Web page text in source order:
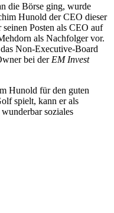
die Börse ging, wurde
Hunold der CEO dieser
Posten als CEO auf
als Nachfolger vor.
Non-Executive-Board
bei der EM Invest
Hunold für den guten
spielt, kann er als
soziales